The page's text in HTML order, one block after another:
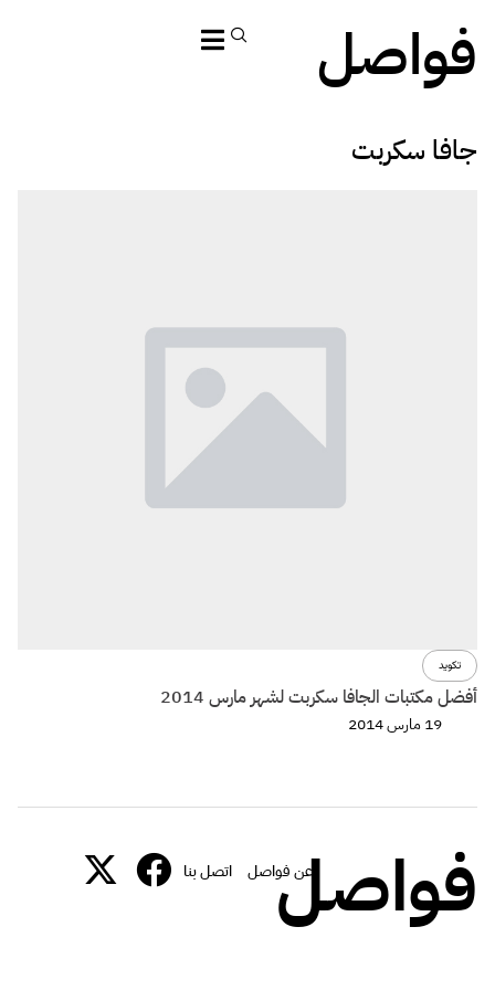
فواصل
جافا سكربت
تكويد
أفضل مكتبات الجافا سكربت لشهر مارس 2014
19 مارس 2014
فواصل
عن فواصل اتصل بنا